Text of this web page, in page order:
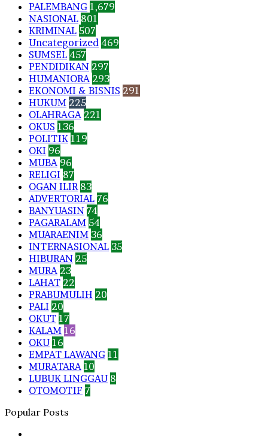
PALEMBANG 1,679
NASIONAL 801
KRIMINAL 507
Uncategorized 469
SUMSEL 457
PENDIDIKAN 297
HUMANIORA 293
EKONOMI & BISNIS 291
HUKUM 225
OLAHRAGA 221
OKUS 136
POLITIK 119
OKI 96
MUBA 96
RELIGI 87
OGAN ILIR 83
ADVERTORIAL 76
BANYUASIN 74
PAGARALAM 54
MUARAENIM 36
INTERNASIONAL 35
HIBURAN 25
MURA 23
LAHAT 22
PRABUMULIH 20
PALI 20
OKUT 17
KALAM 16
OKU 16
EMPAT LAWANG 11
MURATARA 10
LUBUK LINGGAU 8
OTOMOTIF 7
Popular Posts